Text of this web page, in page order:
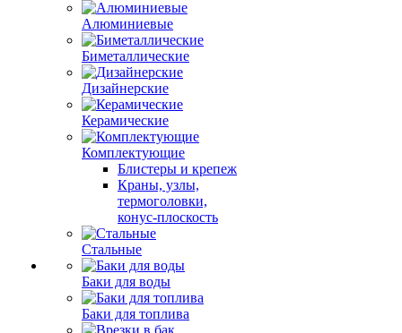
Алюминиевые
Биметаллические
Дизайнерские
Керамические
Комплектующие
Блистеры и крепеж
Краны, узлы,
термоголовки,
конус-плоскость
Стальные
Баки для воды
Баки для топлива